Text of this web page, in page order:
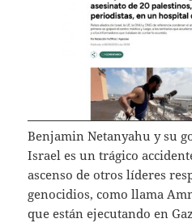
Benjamin Netanyahu y su
Israel es un trágico
ascenso de otros líderes
genocidios, como llama
que están ejecutando en